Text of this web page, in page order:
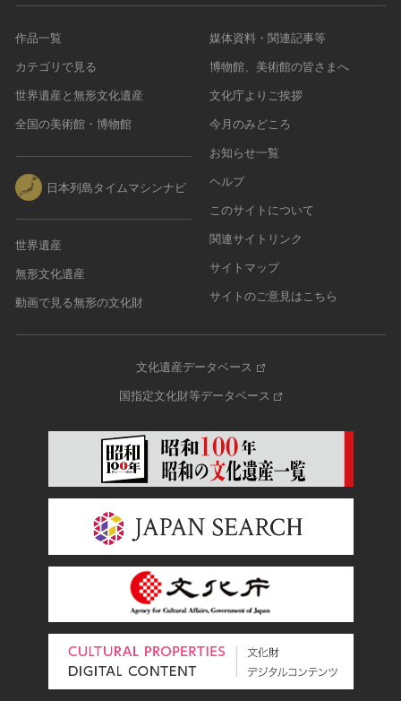
作品一覧
カテゴリで見る
世界遺産と無形文化遺産
全国の美術館・博物館
日本列島タイムマシンナビ
世界遺産
無形文化遺産
動画で見る無形の文化財
媒体資料・関連記事等
博物館、美術館の皆さまへ
文化庁よりご挨拶
今月のみどころ
お知らせ一覧
ヘルプ
このサイトについて
関連サイトリンク
サイトマップ
サイトのご意見はこちら
文化遺産データベース
国指定文化財等データベース